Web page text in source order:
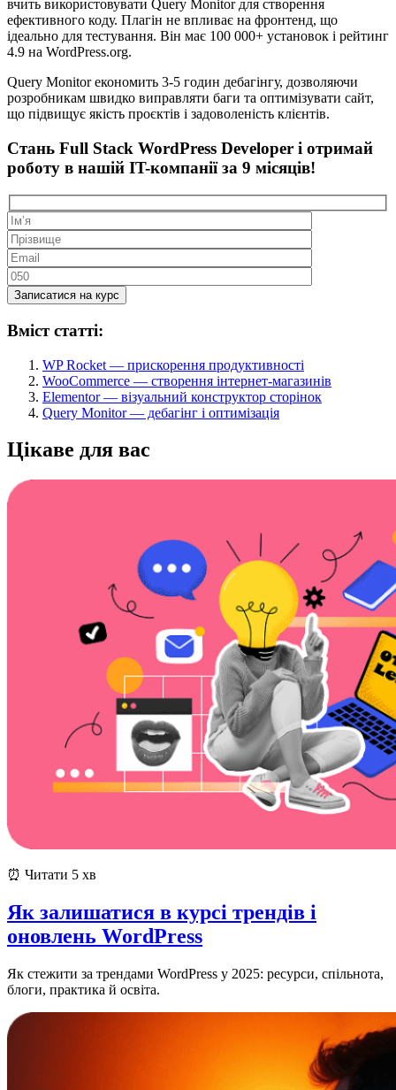
вчить використовувати Query Monitor для створення
ефективного коду. Плагін не впливає на фронтенд, що
ідеально для тестування. Він має 100 000+ установок і рейтинг
4.9 на WordPress.org.
Query Monitor економить 3-5 годин дебагінгу, дозволяючи
розробникам швидко виправляти баги та оптимізувати сайт,
що підвищує якість проєктів і задоволеність клієнтів.
Стань Full Stack WordPress Developer і отримай
роботу в нашій IT-компаніїза 9 мiсяцiв!
Вміст статті:
WP Rocket — прискорення продуктивності
WooCommerce — створення інтернет-магазинів
Elementor — візуальний конструктор сторінок
Query Monitor — дебагінг і оптимізація
Цікаве для вас
⏰ Читати 5 хв
Як залишатися в курсі трендів і
оновлень WordPress
Як стежити за трендами WordPress у 2025: ресурси, спільнота,
блоги, практика й освіта.